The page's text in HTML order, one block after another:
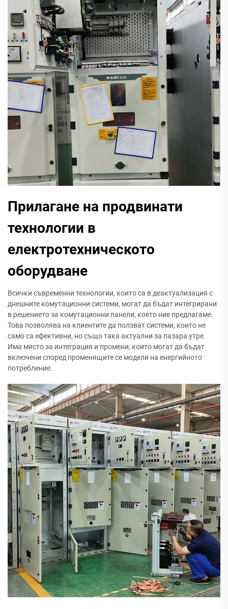
Прилагане на продвинати
технологии в
електротехническото
оборудване
Всички съвременни технологии, които са в деактуализация с
днешните комутационни системи, могат да бъдат интегрирани
в решението за комутационни панели, което ние предлагаме.
Това позволява на клиентите да ползват системи, които не
само са ефективни, но също така актуални за пазара утре.
Има място за интеграция и промени, които могат да бъдат
включени според променящите се модели на енергийното
потребление.